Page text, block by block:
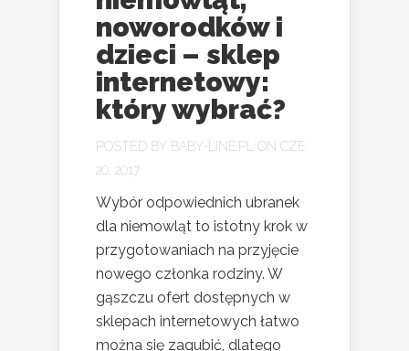
noworodków i
dzieci – sklep
internetowy:
który wybrać?
POSTED BY BABY-LINE.PL ON CZE
20, 2017
Wybór odpowiednich ubranek
dla niemowląt to istotny krok w
przygotowaniach na przyjęcie
nowego członka rodziny. W
gąszczu ofert dostępnych w
sklepach internetowych łatwo
można się zagubić, dlatego